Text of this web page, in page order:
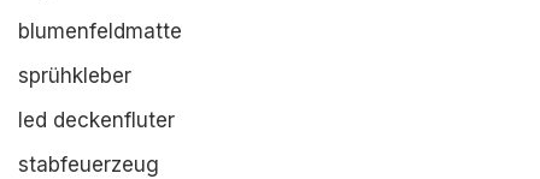
blumenfeldmatte
sprühkleber
led deckenfluter
stabfeuerzeug